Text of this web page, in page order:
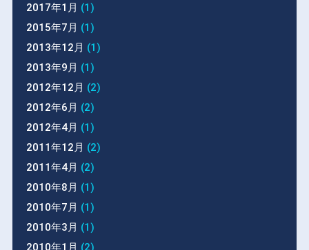
2017年1月 (1)
2015年7月 (1)
2013年12月 (1)
2013年9月 (1)
2012年12月 (2)
2012年6月 (2)
2012年4月 (1)
2011年12月 (2)
2011年4月 (2)
2010年8月 (1)
2010年7月 (1)
2010年3月 (1)
2010年1月 (2)